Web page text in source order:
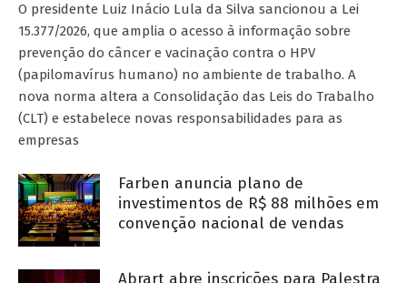
O presidente Luiz Inácio Lula da Silva sancionou a Lei
15.377/2026, que amplia o acesso à informação sobre
prevenção do câncer e vacinação contra o HPV
(papilomavírus humano) no ambiente de trabalho. A
nova norma altera a Consolidação das Leis do Trabalho
(CLT) e estabelece novas responsabilidades para as
empresas
Farben anuncia plano de
investimentos de R$ 88 milhões em
convenção nacional de vendas